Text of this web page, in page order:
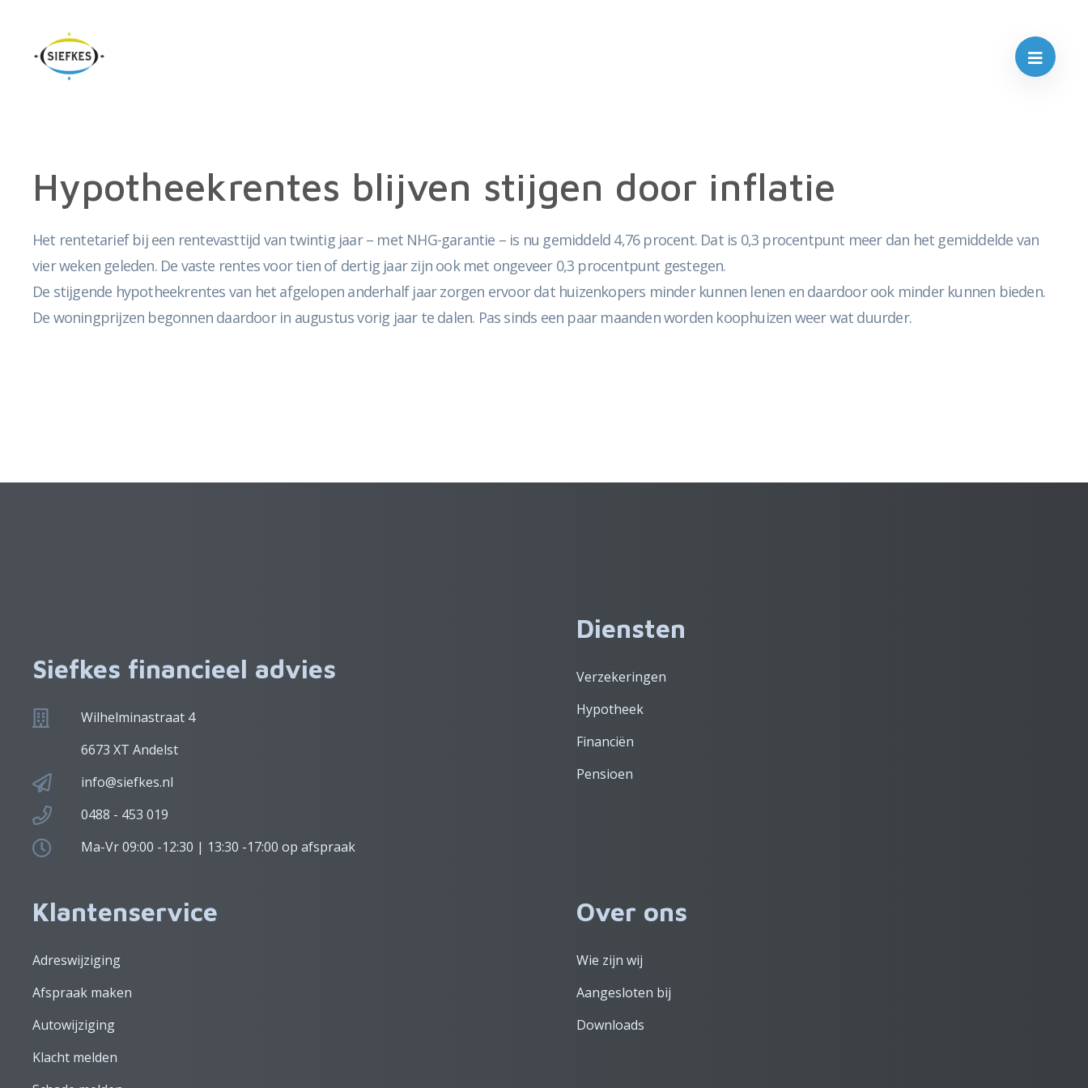
Hypotheekrentes blijven stijgen door inflatie
Het rentetarief bij een rentevasttijd van twintig jaar – met NHG-garantie – is nu gemiddeld 4,76 procent. Dat is 0,3 procentpunt meer dan het gemiddelde van
vier weken geleden. De vaste rentes voor tien of dertig jaar zijn ook met ongeveer 0,3 procentpunt gestegen.
De stijgende hypotheekrentes van het afgelopen anderhalf jaar zorgen ervoor dat huizenkopers minder kunnen lenen en daardoor ook minder kunnen bieden.
De woningprijzen begonnen daardoor in augustus vorig jaar te dalen. Pas sinds een paar maanden worden koophuizen weer wat duurder.
Siefkes financieel advies
Wilhelminastraat 4
6673 XT Andelst
info@siefkes.nl
0488 - 453 019
Ma-Vr 09:00 -12:30 | 13:30 -17:00 op afspraak
Diensten
Verzekeringen
Hypotheek
Financiën
Pensioen
Klantenservice
Adreswijziging
Afspraak maken
Autowijziging
Klacht melden
Over ons
Wie zijn wij
Aangesloten bij
Downloads